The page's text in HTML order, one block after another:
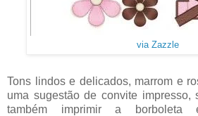
via Zazzle
Tons lindos e delicados, marrom e
uma sugestão de convite impresso,
também imprimir a borboleta